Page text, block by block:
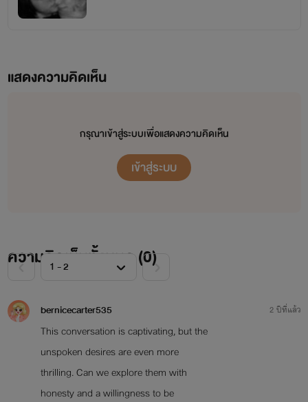
แสดงความคิดเห็น
กรุณาเข้าสู่ระบบเพื่อแสดงความคิดเห็น
เข้าสู่ระบบ
ความคิดเห็นทั้งหมด (0)
bernicecarter535
This conversation is captivating, but the
unspoken desires are even more
thrilling. Can we explore them with
honesty and a willingness to be
2 ปีที่แล้ว